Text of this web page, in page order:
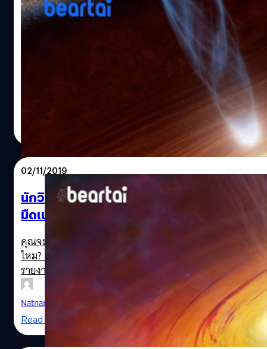
ราหูยังต้องหลบ เมื่อนักวิจัยพบหลุมดำยักษ์กลื
อาทิตย์ถึงวันละหนึ่งดวง!
"หลุมดำ" ถือเป็นหนึ่งในวัตถุเอกภพที่แปลกประหลาดที่สุดที่เร
เนื่องจากคุณสมบัติที่ว่า ดูดกลืนทุกสิ่งแม้กระทั่งแสง ทำให้กา
ศึกษาหลุมดำเป็นไปได้ยาก (เพราะมองเข้าไปเท่าไหร่ก็ไม่เห็น
เรื่องการถ่ายภาพหลุมดำเมื่อปีก่อน ก็เป็นการประมวลภาพจา
หาใช่การถ่ายภาพด้วยเลนส์ผ่านแสงที่ตาเห็นไม่) และด้วยค
นี่เองจึงเป็นมนต์เสน่ห์ดึงดูดในทั้งบรรดาผู้สร้างภาพยนตร์แล
นิยายไซไฟทั้งหลาย นำมาเป็นหมุดหมาย จินตนาการต่อยอด
ต่าง ๆ ที่อาจจะเกิดขึ้นหากมนุษย์ได้เข้าไปในหลุมดำ แม้แต่คริ
โนแลน ก็ยังเอามาใช้ทำเรื่อง Interstellar ให้เราหัวหมุนมาแล้
การค้นพบอะไรใหม่ ๆ โดยเฉพาะ สิ่งที่ทำให้เรา ‘เห็น’ หรือ ‘รู้
สิ่งที่สะท้อนการมีอยู่ของหลุมดำจึงเป็นที่น่าตื่นเต้นเสมอ ฮอล
ภาพของหลุมดำในใจคนส่วนใหญ่ เป็นหลุมสีดำกลางอวกาศ
ดึงดูดมหาศาล หากใครหรือสิ่งใดเข้าใกล้จะถูกดูดเข้าไปอย่า
ก็เป็นความจริงเพียงบางส่วน ไม่ถูกต้องเสียทีเดียว เพราะนอก
‘ดูด’ หลุมดำยังมีการ ‘ขยายตัว’ ด้วย มันจึงสามารถขยายไปเ
ต่าง ๆ หรือแม้กระทั่งดาวฤกษ์ใหญ่ยักษ์ได้ด้วย หลุมดำใหญ่ยั
ดูดกลืนที่เหลือเชื่อ! งานวิจัยล่าสุดพบว่า มีหลุมดำดวงหนึ่งกลื
ดาวฤกษ์หรือดวงอาทิตย์ทั้งดวงเข้าไปภายในวันเดียว (ดวงอา
ดาวฤกษ์เพียงหนึ่งเดียวของระบบสุริยะที่เราอยู่ ดังนั้น จึงขอใช้
เปรยดาวฤกษ์เป็นดวงอาทิตย์ เพื่อให้เห็นภาพที่ชัดเจนยิ่งขึ้น)
กำลังกลืนดวงอาทิตย์ที่มีขนาดเท่าโลกหนึ่งดวงทุกวัน โดยหลุ
02/11/2019
นักวิทยาศาสตร์ค้นพบวิธีใหม่ในการมองหาหลุม
มืดแค่ไหนก็หาเจอแน่
คุณจะสามารถมองเห็นสิ่งที่มองไม่เห็นได้อย่างไร? คำถามนี้ดู
ไหม? แต่เรื่องแบบนี้นักวิทยาศาสตร์กลับชอบทำนัก เมื่อ
รายงานว่า นักวิทยาศาสตร์ได้ค้นพบวิธีใหม่ในการค้นหาหลุม
อยู่ในอวกาศที่มืดมิดได้โดยการสังเกตแสงจากดวงดาวที่เปลี่
ตัวมัน อืม... เอากับเขาสิ เป็นที่รู้กันดีว่าหลุมดำนั้นดูดกลืนทุกสิ่
ผ่านไม่เว้นแม้แต่แสง นั่นจึงทำให้เราสามารถเห็นมันได้อย่างชั
ดำที่หาง่ายที่สุดคือหลุมที่ก่อตัวเป็นระบบดาวคู่กับดาวฤกษ์ เ
Cygnus X-1 เพราะหลุมดำจะโคจรคู่กันกับดาวฤกษ์ เมื่อหลุม
Natnaree TK | 2473 days ago
Read More